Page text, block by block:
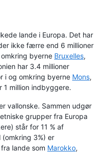
lande i Europa. Det har
ikke færre end 6 millioner
byerne Bruxelles,
har 3.4 millioner
i og omkring byerne Mons,
1 million indbyggere.
vallonske. Sammen udgør
grupper fra Europa
står for 11 % af
3%) er
lande som Marokko,